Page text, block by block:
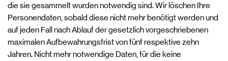
die sie gesammelt wurden notwendig sind. Wir löschen Ihre
Personendaten, sobald diese nicht mehr benötigt werden und
auf jeden Fall nach Ablauf der gesetzlich vorgeschriebenen
maximalen Aufbewahrungsfrist von fünf respektive zehn
Jahren. Nicht mehr notwendige Daten, für die keine